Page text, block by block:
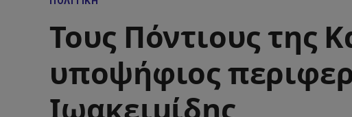
Τους Πόντιους της
υποψήφιος